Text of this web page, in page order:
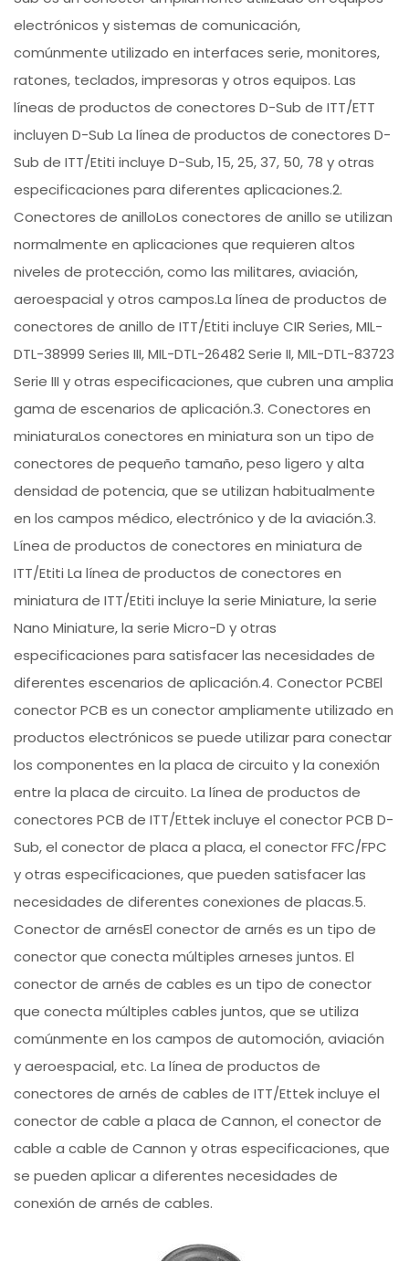
electrónicos y sistemas de comunicación,
comúnmente utilizado en interfaces serie, monitores,
ratones, teclados, impresoras y otros equipos. Las
líneas de productos de conectores D-Sub de ITT/ETT
incluyen D-Sub La línea de productos de conectores D-
Sub de ITT/Etiti incluye D-Sub, 15, 25, 37, 50, 78 y otras
especificaciones para diferentes aplicaciones.2.
Conectores de anilloLos conectores de anillo se utilizan
normalmente en aplicaciones que requieren altos
niveles de protección, como las militares, aviación,
aeroespacial y otros campos.La línea de productos de
conectores de anillo de ITT/Etiti incluye CIR Series, MIL-
DTL-38999 Series III, MIL-DTL-26482 Serie II, MIL-DTL-83723
Serie III y otras especificaciones, que cubren una amplia
gama de escenarios de aplicación.3. Conectores en
miniaturaLos conectores en miniatura son un tipo de
conectores de pequeño tamaño, peso ligero y alta
densidad de potencia, que se utilizan habitualmente
en los campos médico, electrónico y de la aviación.3.
Línea de productos de conectores en miniatura de
ITT/Etiti La línea de productos de conectores en
miniatura de ITT/Etiti incluye la serie Miniature, la serie
Nano Miniature, la serie Micro-D y otras
especificaciones para satisfacer las necesidades de
diferentes escenarios de aplicación.4. Conector PCBEl
conector PCB es un conector ampliamente utilizado en
productos electrónicos se puede utilizar para conectar
los componentes en la placa de circuito y la conexión
entre la placa de circuito. La línea de productos de
conectores PCB de ITT/Ettek incluye el conector PCB D-
Sub, el conector de placa a placa, el conector FFC/FPC
y otras especificaciones, que pueden satisfacer las
necesidades de diferentes conexiones de placas.5.
Conector de arnésEl conector de arnés es un tipo de
conector que conecta múltiples arneses juntos. El
conector de arnés de cables es un tipo de conector
que conecta múltiples cables juntos, que se utiliza
comúnmente en los campos de automoción, aviación
y aeroespacial, etc. La línea de productos de
conectores de arnés de cables de ITT/Ettek incluye el
conector de cable a placa de Cannon, el conector de
cable a cable de Cannon y otras especificaciones, que
se pueden aplicar a diferentes necesidades de
conexión de arnés de cables.